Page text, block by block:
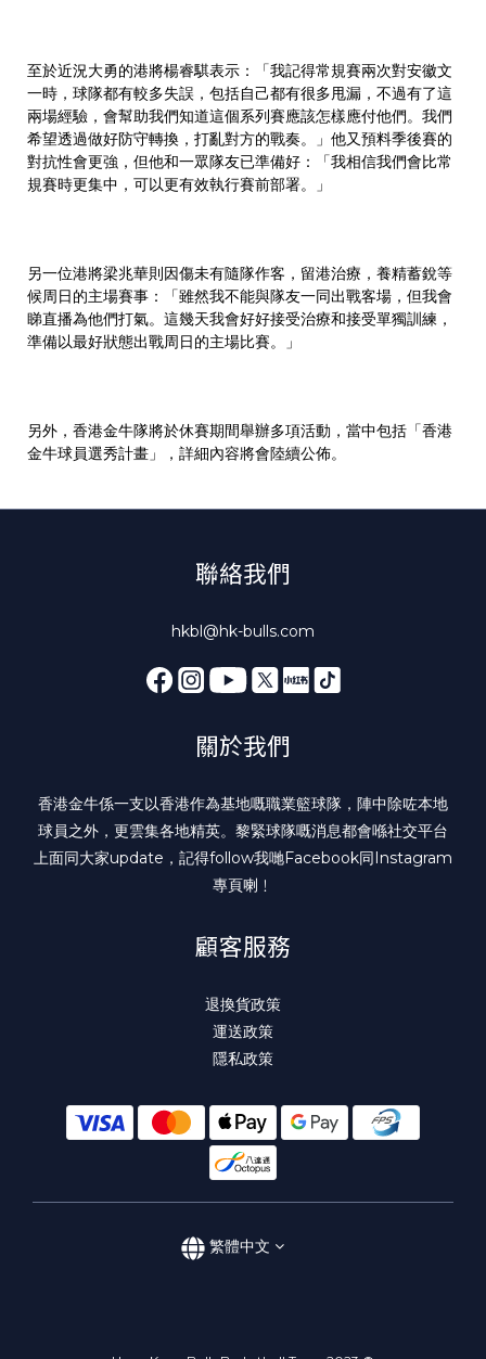
至於近況大勇的港將楊睿騏表示：「我記得常規賽兩次對安徽文
一時，球隊都有較多失誤，包括自己都有很多甩漏，不過有了這
兩場經驗，會幫助我們知道這個系列賽應該怎樣應付他們。我們
希望透過做好防守轉換，打亂對方的戰奏。」他又預料季後賽的
對抗性會更強，但他和一眾隊友已準備好：「我相信我們會比常
規賽時更集中，可以更有效執行賽前部署。」
另一位港將梁兆華則因傷未有隨隊作客，留港治療，養精蓄銳等
候周日的主場賽事：「雖然我不能與隊友一同出戰客場，但我會
睇直播為他們打氣。這幾天我會好好接受治療和接受單獨訓練，
準備以最好狀態出戰周日的主場比賽。」
另外，香港金牛隊將於休賽期間舉辦多項活動，當中包括「香港
金牛球員選秀計畫」，詳細內容將會陸續公佈。
聯絡我們
hkbl@hk-bulls.com
關於我們
香港金牛係一支以香港作為基地嘅職業籃球隊，陣中除咗本地
球員之外，更雲集各地精英。黎緊球隊嘅消息都會喺社交平台
上面同大家update，記得follow我哋Facebook同 Instagram
專頁喇﹗
顧客服務
退換貨政策
運送政策
隱私政策
繁體中文